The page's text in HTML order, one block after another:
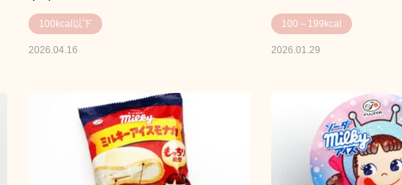
100kcal以下
2026.04.16
100～199kcal
2026.01.29